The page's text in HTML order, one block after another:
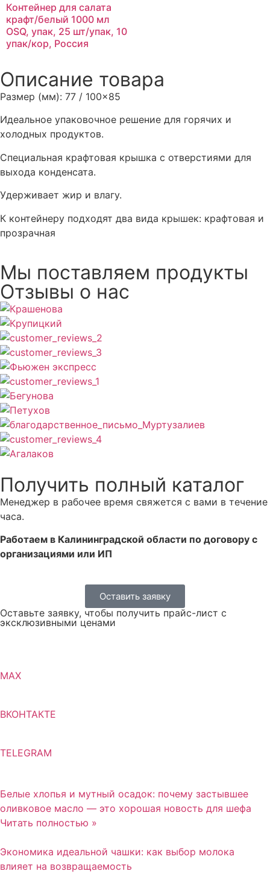
Контейнер для салата
крафт/белый 1000 мл
OSQ, упак, 25 шт/упак, 10
упак/кор, Россия
Описание товара
Размер (мм): 77 / 100×85
Идеальное упаковочное решение для горячих и
холодных продуктов.
Специальная крафтовая крышка с отверстиями для
выхода конденсата.
Удерживает жир и влагу.
К контейнеру подходят два вида крышек: крафтовая и
прозрачная
Мы поставляем продукты
Отзывы о нас
Получить полный каталог
Менеджер в рабочее время свяжется с вами в течение
часа.
Работаем в Калининградской области по договору с
организациями или ИП
Оставить заявку
Оставьте заявку, чтобы получить прайс-лист с
эксклюзивными ценами
MAX
ВКОНТАКТЕ
TELEGRAM
Белые хлопья и мутный осадок: почему застывшее
оливковое масло — это хорошая новость для шефа
Читать полностью »
Экономика идеальной чашки: как выбор молока
влияет на возвращаемость